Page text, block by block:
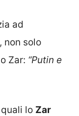
ad
non solo
Zar: “Putin e
lo Zar